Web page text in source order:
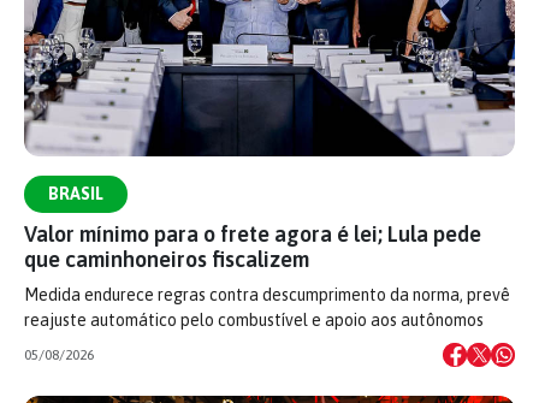
BRASIL
Valor mínimo para o frete agora é lei; Lula pede
que caminhoneiros fiscalizem
Medida endurece regras contra descumprimento da norma, prevê
reajuste automático pelo combustível e apoio aos autônomos
05/08/2026